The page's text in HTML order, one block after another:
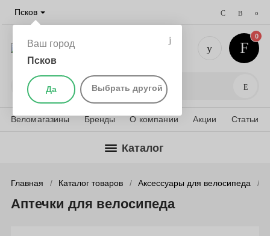
Псков
Ваш город
Псков
Да Выбрать другой Поиск
+7 (911)
0
Веломагазины Бренды О компании Акции Статьи
Каталог
Главная Каталог товаров Аксессуары для велосипеда
Аптечки для велосипеда